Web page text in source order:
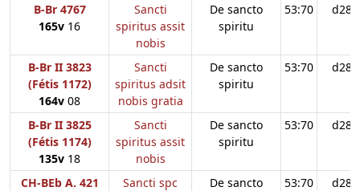
B-Br 4767
165v 16
Sancti
spiritus assit
nobis
De sancto
spiritu
53:70 d28
B-Br II 3823
(Fétis 1172)
164v 08
Sancti
spiritus adsit
nobis gratia
De sancto
spiritu
53:70 d28
B-Br II 3825
(Fétis 1174)
135v 18
Sancti
spiritus assit
nobis
De sancto
spiritu
53:70 d28
CH-BEb A. 421
Sancti spc
De sancto
53:70 d28